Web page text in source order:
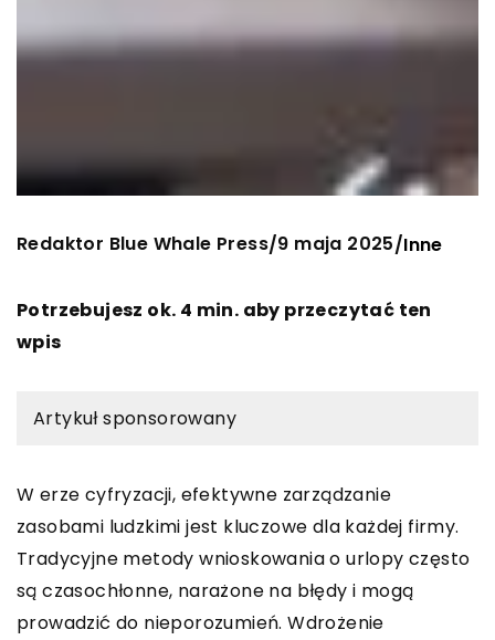
Redaktor Blue Whale Press/9 maja 2025/Inne
Potrzebujesz ok. 4 min. aby przeczytać ten
wpis
Artykuł sponsorowany
W erze cyfryzacji, efektywne zarządzanie
zasobami ludzkimi jest kluczowe dla każdej firmy.
Tradycyjne metody wnioskowania o urlopy często
są czasochłonne, narażone na błędy i mogą
prowadzić do nieporozumień. Wdrożenie